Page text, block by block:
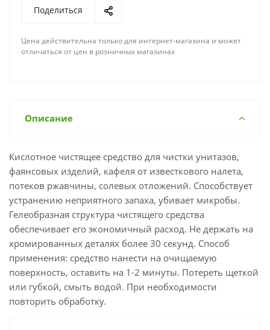
Поделиться
Цена действительна только для интернет-магазина и может
отличаться от цен в розничных магазинах
Описание
Кислотное чистящее средство для чистки унитазов,
фаянсовых изделий, кафеля от известкового налета,
потеков ржавчины, солевых отложений. Способствует
устранению неприятного запаха, убивает микробы.
Гелеобразная структура чистящего средства
обеспечивает его экономичный расход. Не держать на
хромированных деталях более 30 секунд. Способ
применения: средство нанести на очищаемую
поверхность, оставить на 1-2 минуты. Потереть щеткой
или губкой, смыть водой. При необходимости
повторить обработку.